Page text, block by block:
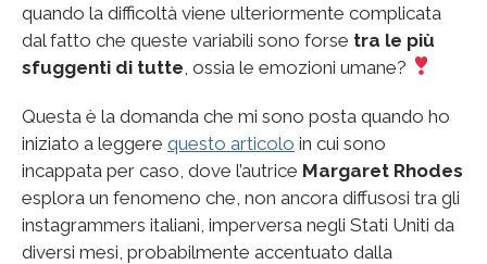
quando la difficoltà viene ulteriormente complicata
dal fatto che queste variabili sono forse tra le più
sfuggenti di tutte , ossia le emozioni umane?
Questa è la domanda che mi sono posta quando ho
iniziato a leggere questo articolo in cui sono
incappata per caso, dove l’autrice Margaret Rhodes
esplora un fenomeno che, non ancora diffusosi tra gli
instagrammers italiani, imperversa negli Stati Uniti da
diversi mesi, probabilmente accentuato dalla